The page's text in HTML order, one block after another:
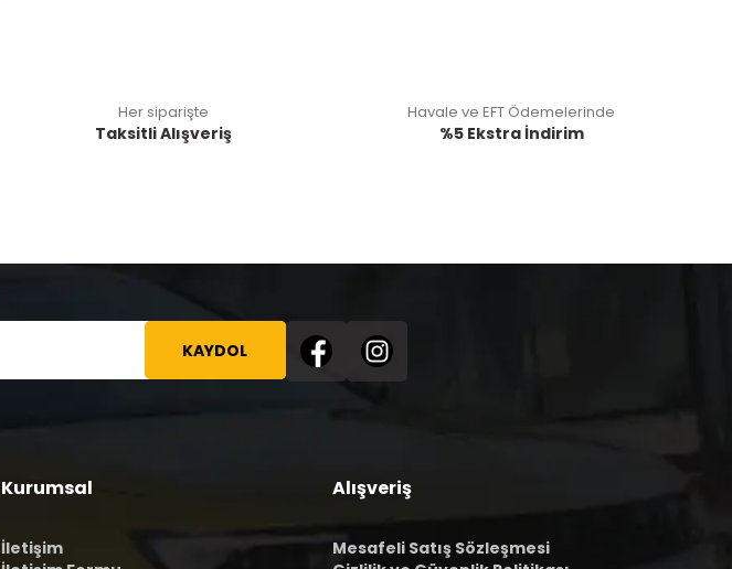
Her siparişte
Taksitli Alışveriş
Havale ve EFT Ödemelerinde
%5 Ekstra İndirim
KAYDOL
Kurumsal
İletişim
Alışveriş
Mesafeli Satış Sözleşmesi